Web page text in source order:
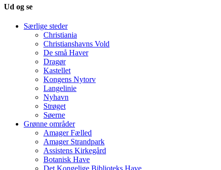
Ud og se
Særlige steder
Christiania
Christianshavns Vold
De små Haver
Dragør
Kastellet
Kongens Nytorv
Langelinie
Nyhavn
Strøget
Søerne
Grønne områder
Amager Fælled
Amager Strandpark
Assistens Kirkegård
Botanisk Have
Det Kongelige Biblioteks Have